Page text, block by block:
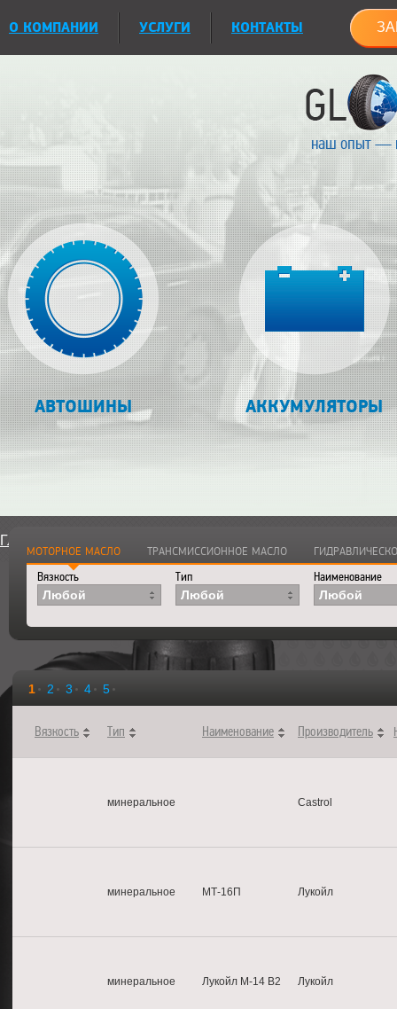
О КОМПАНИИ УСЛУГИ КОНТАКТЫ
наш опыт —
АВТОШИНЫ АККУМУЛЯТОРЫ
Главная
МОТОРНОЕ МАСЛО ТРАНСМИССИОННОЕ МАСЛО
Вязкость
Любой
Тип
Любой
Наименование
Любой
1 2 3 4 5
Вязкость Тип Наименование Производитель
минеральное Castrol
минеральное МТ-16П Лукойл
минеральное Лукойл М-14 B2 Лукойл